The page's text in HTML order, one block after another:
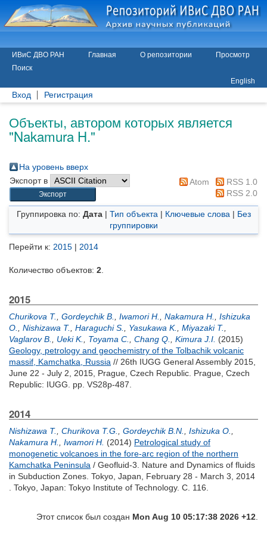
ИВиС ДВО РАН Главная О репозитории
Просмотр
Поиск
English
Вход Регистрация
Объекты, автором которых является
"Nakamura H."
На уровень вверх
Экспорт в
Atom
RSS 1.0
RSS 2.0
Группировка по: Дата| Тип объекта | Ключевые слова | Без
группировки
Перейти к: 2015 | 2014
Количество объектов: 2
2015
Churikova T. Gordeychik B. Iwamori H. Nakamura H.
Ishizuka
O.
Nishizawa T. Haraguchi S. Yasukawa K. Miyazaki T.
Vaglarov B.
Ueki K. Toyama C. Chang Q. Kimura J.I. (2015)
Geology, petrology and geochemistry of the Tolbachik volcanic
massif, Kamchatka, Russia // 26th IUGG General Assembly 2015,
June 22 - July 2, 2015, Prague, Czech Republic. Prague, Czech
Republic: IUGG. pp. VS28p-487.
2014
Nishizawa T. Churikova T.G. Gordeychik B.N. Ishizuka O.
Nakamura H.
Iwamori H. (2014) Petrological study of
monogenetic volcanoes in the fore-arc region of the northern
Kamchatka Peninsula / Geofluid-3. Nature and Dynamics of fluids
in Subduction Zones. Tokyo, Japan, February 28 - March 3, 2014
. Tokyo, Japan: Tokyo Institute of Technology. С. 116.
Этот список был создан Mon Aug 10 05:17:38 2026 +12